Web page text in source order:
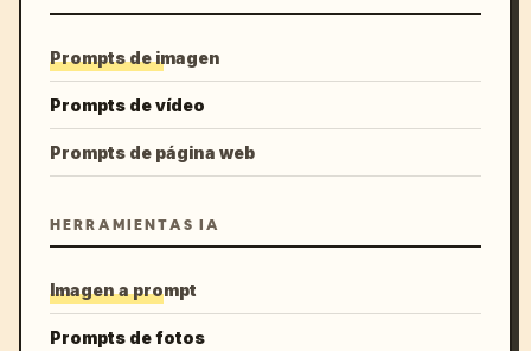
Prompts de imagen
Prompts de vídeo
Prompts de página web
HERRAMIENTAS IA
Imagen a prompt
Prompts de fotos